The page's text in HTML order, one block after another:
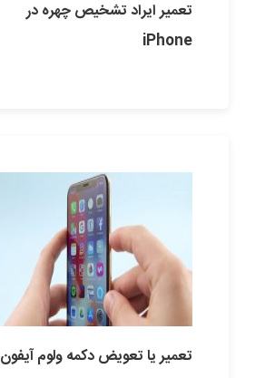
تعمیر ایراد تشخیص چهره در
iPhone
تعمیر یا تعویض دکمه ولوم آیفون X